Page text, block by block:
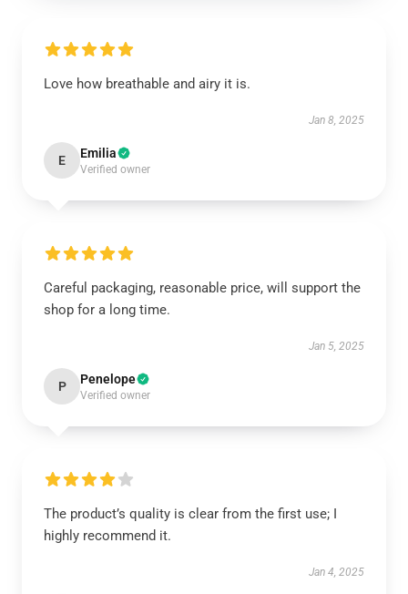
Love how breathable and airy it is.
Jan 8, 2025
E Emilia
Verified owner
Careful packaging, reasonable price, will support the
shop for a long time.
Jan 5, 2025
P Penelope
Verified owner
The product’s quality is clear from the first use; I
highly recommend it.
Jan 4, 2025